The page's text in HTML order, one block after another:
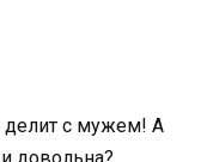
делит с мужем! А
довольна?